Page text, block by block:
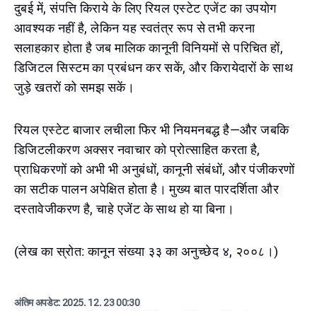
दुबई में, संपत्ति किराये के लिए रियल एस्टेट एजेंट का उपयोग
आवश्यक नहीं है, लेकिन यह स्वतंत्र रूप से तभी करना
सलाहकार होता है जब मालिक कानूनी विनियमों से परिचित हों,
डिजिटल सिस्टम का प्रबंधन कर सकें, और किरायेदारों के साथ
जुड़े खतरों को समझ सकें।
रियल एस्टेट बाजार लचीला फिर भी नियमनबद्ध है—और जबकि
डिजिटलीकरण अक्सर नवाचार को प्रोत्साहित करता है,
प्राधिकरणों को अभी भी अनुबंधों, कानूनी संबंधों, और पंजीकरणों
का सटीक पालन अपेक्षित होता है। मुख्य बात पारदर्शिता और
दस्तावेजीकरण है, चाहे एजेंट के साथ हो या बिना।
(लेख का स्रोत: कानून संख्या ३३ का अनुच्छेद ४, २००८।)
अंतिम अपडेट:2025. 12. 23 00:30